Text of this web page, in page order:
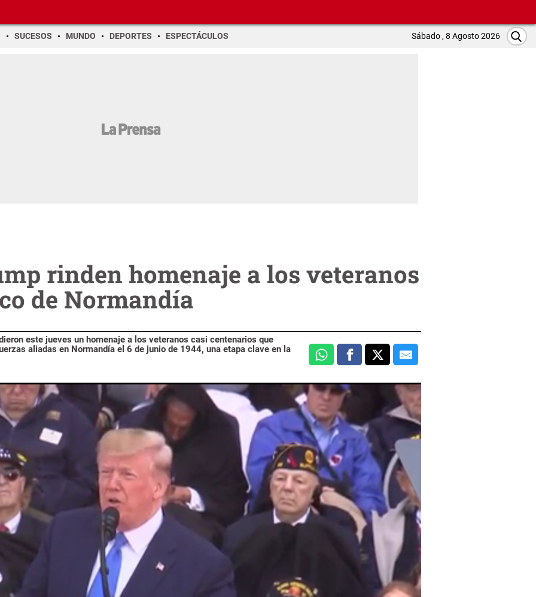
SUCESOS MUNDO DEPORTES ESPECTÁCULOS Sábado , 8 Agosto 2026
rinden homenaje a los veteranos
de Normandía
este jueves un homenaje a los veteranos casi centenarios que
aliadas en Normandía el 6 de junio de 1944, una etapa clave en la